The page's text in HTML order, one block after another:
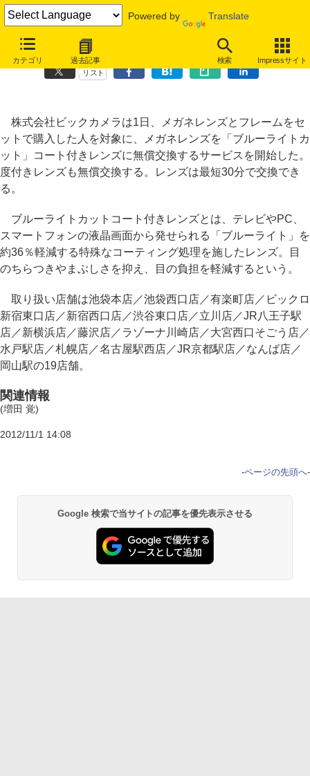
Powered by Translate
カテゴリ 過去記事 検索 Impressサイト
ビックカメラ、メガネ購入で「ブルーライト」軽減レンズと無償交換
リスト
株式会社ビックカメラは1日、メガネレンズとフレームをセ
ットで購入した人を対象に、メガネレンズを「ブルーライトカ
ット」コート付きレンズに無償交換するサービスを開始した。
度付きレンズも無償交換する。レンズは最短30分で交換でき
る。
ブルーライトカットコート付きレンズとは、テレビやPC、
スマートフォンの液晶画面から発せられる「ブルーライト」を
約36％軽減する特殊なコーティング処理を施したレンズ。目
のちらつきやまぶしさを抑え、目の負担を軽減するという。
取り扱い店舗は池袋本店／池袋西口店／有楽町店／ビックロ
新宿東口店／新宿西口店／渋谷東口店／立川店／JR八王子駅
店／新横浜店／藤沢店／ラゾーナ川崎店／大宮西口そごう店／
水戸駅店／札幌店／名古屋駅西店／JR京都駅店／なんば店／
岡山駅の19店舗。
関連情報
(増田 覚)
2012/11/1 14:08
-ページの先頭へ-
Google 検索で当サイトの記事を優先表示させる